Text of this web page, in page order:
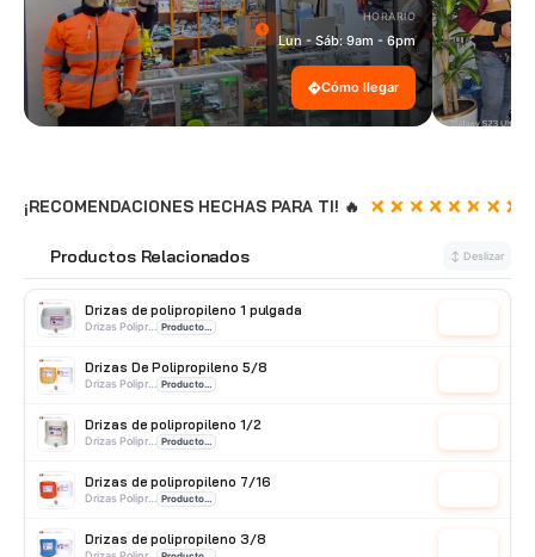
HORARIO
Lun - Sáb: 9am - 6pm
Cómo llegar
¡RECOMENDACIONES HECHAS PARA TI! 🔥
Productos Relacionados ↕ Deslizar
Drizas de polipropileno 1 pulgada
Drizas De Polipropileno 5/8
Drizas de polipropileno 1/2
Drizas de polipropileno 7/16
Drizas de polipropileno 3/8